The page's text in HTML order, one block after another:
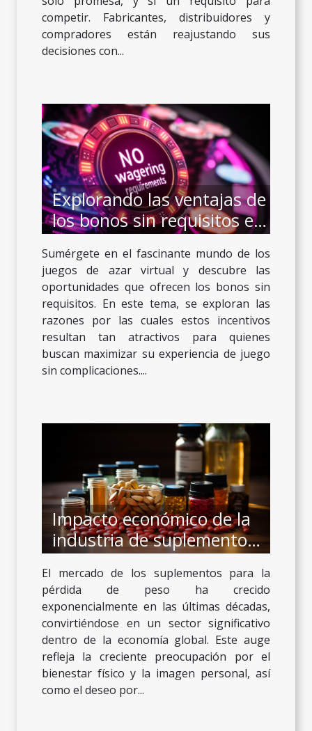
competir. Fabricantes, distribuidores y
compradores están reajustando sus
decisiones con...
Explorando las ventajas de
los bonos sin requisitos en
juegos de azar virtual
Sumérgete en el fascinante mundo de los
juegos de azar virtual y descubre las
oportunidades que ofrecen los bonos sin
requisitos. En este tema, se exploran las
razones por las cuales estos incentivos
resultan tan atractivos para quienes
buscan maximizar su experiencia de juego
sin complicaciones....
Impacto económico de la
industria de suplementos
para la pérdida de peso
El mercado de los suplementos para la
pérdida de peso ha crecido
exponencialmente en las últimas décadas,
convirtiéndose en un sector significativo
dentro de la economía global. Este auge
refleja la creciente preocupación por el
bienestar físico y la imagen personal, así
como el deseo por...